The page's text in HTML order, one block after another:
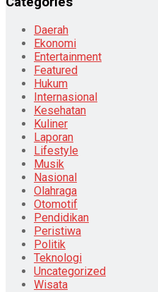
Daerah
Ekonomi
Entertainment
Featured
Hukum
Internasional
Kesehatan
Kuliner
Laporan
Lifestyle
Musik
Nasional
Olahraga
Otomotif
Pendidikan
Peristiwa
Politik
Teknologi
Uncategorized
Wisata